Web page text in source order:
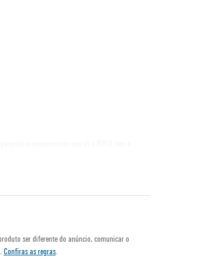
ser diferente do anúncio, comunicar o
Confiras as regras.